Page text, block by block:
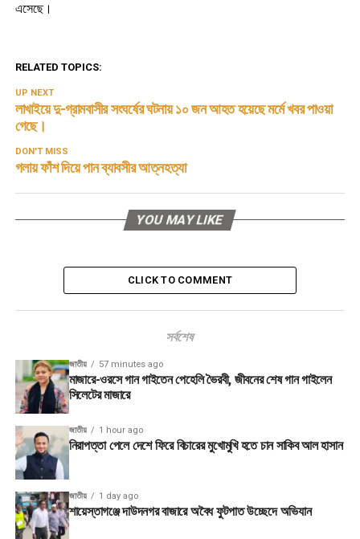
এসেছে।
RELATED TOPICS:
UP NEXT
লাখাইয়ে দু-গ্রামবাসীর সংঘর্ষের ঘটনায় ১০ জন আহত হয়েছে মর্মে খবর পাওয়া
গেছে।
DON'T MISS
গলায় ফাঁশ দিয়ে পান ব্যাবসীর আত্নহত্যা
YOU MAY LIKE
CLICK TO COMMENT
সর্বশেষ
জাতীয় 57 minutes ago
মাজারে-ওরসে গান গাইতেন পেহেলি ভৈরবী, জীবনের শেষ গান গাইলেন
সিলেটের মাজারে
জাতীয় 1 hour ago
নিরাপত্তা পেলে দেশে ফিরে বিচারের মুখোমুখি হতে চান সাকিব আল হাসান
জাতীয় 1 day ago
শায়েস্তাগঞ্জে দাউদনগর বাজারে অবৈধ ফুটপাত উচ্ছেদে অভিযান